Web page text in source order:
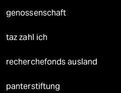
genossenschaft
taz zahl ich
recherchefonds ausland
panterstiftung